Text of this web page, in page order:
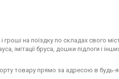
гроші на поїздку по складах свого
імітації бруса, дошки підлоги і
товару прямо за адресою в будь-